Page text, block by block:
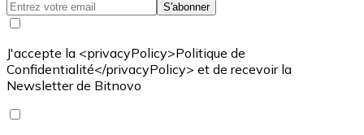
S'abonner
J'accepte la <privacyPolicy>Politique de
Confidentialité</privacyPolicy> et de recevoir la
Newsletter de Bitnovo